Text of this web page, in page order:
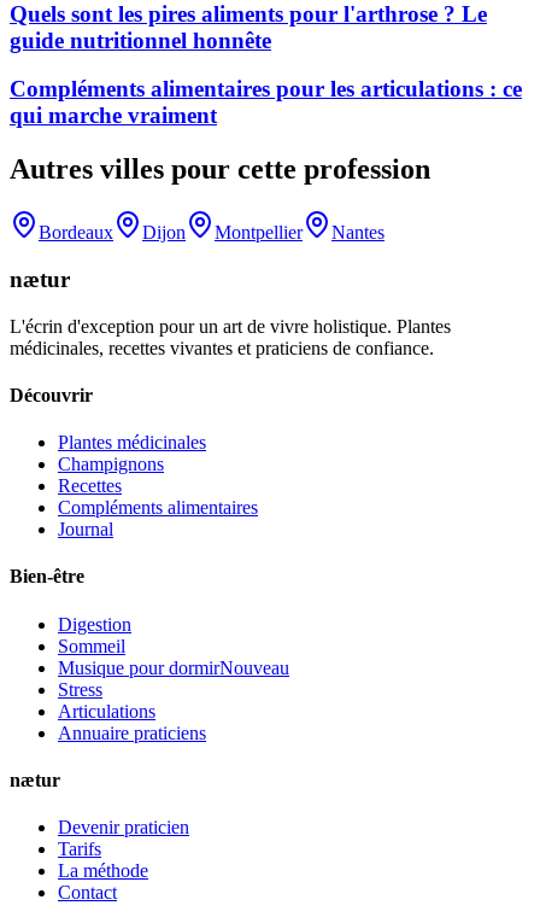
Quels sont les pires aliments pour l'arthrose ? Le
guide nutritionnel honnête
Compléments alimentaires pour les articulations : ce
qui marche vraiment
Autres villes pour cette profession
Bordeaux Dijon Montpellier Nantes
nætur
L'écrin d'exception pour un art de vivre holistique. Plantes
médicinales, recettes vivantes et praticiens de confiance.
Découvrir
Plantes médicinales
Champignons
Recettes
Compléments alimentaires
Journal
Bien-être
Digestion
Sommeil
Musique pour dormirNouveau
Stress
Articulations
Annuaire praticiens
nætur
Devenir praticien
Tarifs
La méthode
Contact